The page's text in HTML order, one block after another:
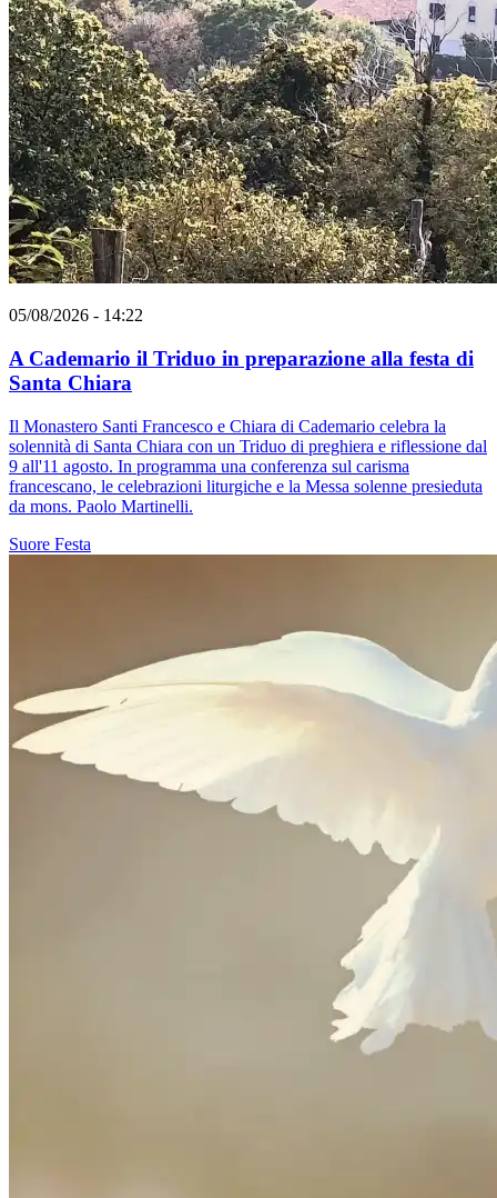
05/08/2026 - 14:22
A Cademario il Triduo in preparazione alla festa di
Santa Chiara
Il Monastero Santi Francesco e Chiara di Cademario celebra la
solennità di Santa Chiara con un Triduo di preghiera e riflessione dal
9 all'11 agosto. In programma una conferenza sul carisma
francescano, le celebrazioni liturgiche e la Messa solenne presieduta
da mons. Paolo Martinelli.
Suore Festa